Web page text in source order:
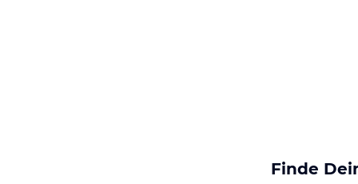
Finde